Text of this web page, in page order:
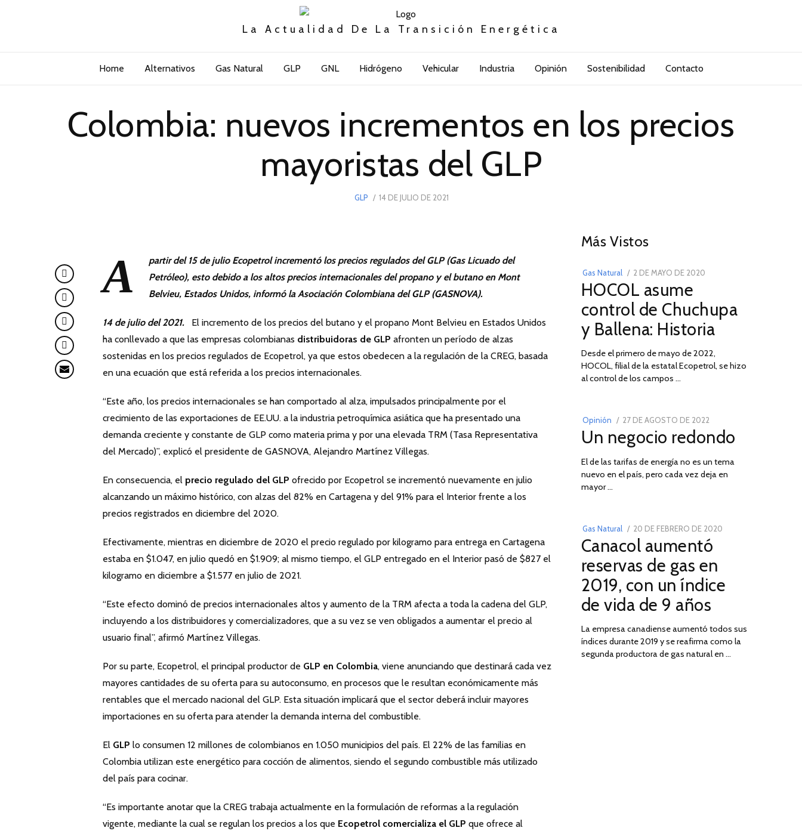
La Actualidad De La Transición Energética
Home Alternativos Gas Natural GLP GNL Hidrógeno Vehicular Industria Opinión Sostenibilidad Contacto
Colombia: nuevos incrementos en los precios
mayoristas del GLP
GLP
POSTED
14 DE JULIO DE 2021
A
partir del 15 de julio Ecopetrol incrementó los precios regulados del GLP (Gas Licuado del
Petróleo), esto debido a los altos precios internacionales del propano y el butano en Mont
Belvieu, Estados Unidos, informó la Asociación Colombiana del GLP (GASNOVA).
14 de julio del 2021. El incremento de los precios del butano y el propano Mont Belvieu en Estados Unidos
ha conllevado a que las empresas colombianas distribuidoras de GLP afronten un período de alzas
sostenidas en los precios regulados de Ecopetrol, ya que estos obedecen a la regulación de la CREG, basada
en una ecuación que está referida a los precios internacionales.
“Este año, los precios internacionales se han comportado al alza, impulsados principalmente por el
crecimiento de las exportaciones de EE.UU. a la industria petroquímica asiática que ha presentado una
demanda creciente y constante de GLP como materia prima y por una elevada TRM (Tasa Representativa
del Mercado)”, explicó el presidente de GASNOVA, Alejandro Martínez Villegas.
En consecuencia, el precio regulado del GLP ofrecido por Ecopetrol se incrementó nuevamente en julio
alcanzando un máximo histórico, con alzas del 82% en Cartagena y del 91% para el Interior frente a los
precios registrados en diciembre del 2020.
Efectivamente, mientras en diciembre de 2020 el precio regulado por kilogramo para entrega en Cartagena
estaba en $1.047, en julio quedó en $1.909; al mismo tiempo, el GLP entregado en el Interior pasó de $827 el
kilogramo en diciembre a $1.577 en julio de 2021.
“Este efecto dominó de precios internacionales altos y aumento de la TRM afecta a toda la cadena del GLP,
incluyendo a los distribuidores y comercializadores, que a su vez se ven obligados a aumentar el precio al
usuario final”, afirmó Martínez Villegas.
Por su parte, Ecopetrol, el principal productor de GLP en Colombia, viene anunciando que destinará cada vez
mayores cantidades de su oferta para su autoconsumo, en procesos que le resultan económicamente más
rentables que el mercado nacional del GLP. Esta situación implicará que el sector deberá incluir mayores
importaciones en su oferta para atender la demanda interna del combustible.
El GLP lo consumen 12 millones de colombianos en 1.050 municipios del país. El 22% de las familias en
Colombia utilizan este energético para cocción de alimentos, siendo el segundo combustible más utilizado
del país para cocinar.
“Es importante anotar que la CREG trabaja actualmente en la formulación de reformas a la regulación
vigente, mediante la cual se regulan los precios a los que Ecopetrol comercializa el GLP que ofrece al
Más Vistos
Gas Natural
POSTED
ON
2 DE MAYO DE 2020
DE
2026
HOCOL asume
control de Chuchupa
y Ballena: Historia
Desde el primero de mayo de 2022,
HOCOL, filial de la estatal Ecopetrol, se hizo
al control de los campos …
Opinión
POSTED
ON
27 DE AGOSTO DE 202230
DE
DE
2022
Un negocio redondo
El de las tarifas de energía no es un tema
nuevo en el país, pero cada vez deja en
mayor …
03
Gas Natural
POSTED
ON
20 DE FEBRERO DE 2020
2025
Canacol aumentó
reservas de gas en
2019, con un índice
de vida de 9 años
La empresa canadiense aumentó todos sus
índices durante 2019 y se reafirma como la
segunda productora de gas natural en …